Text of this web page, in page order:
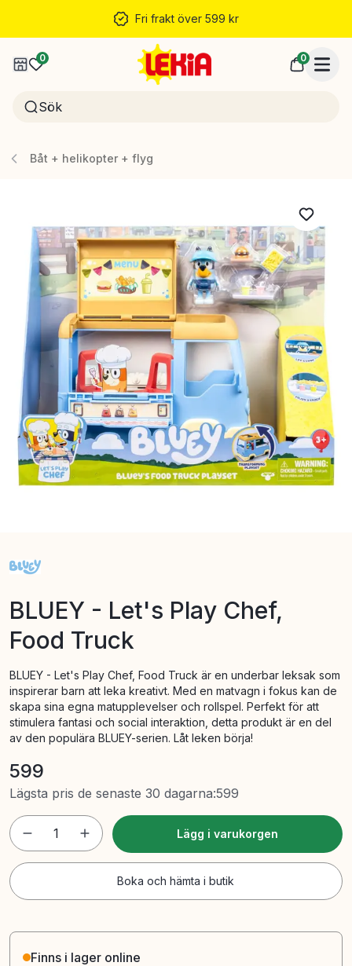
Fri frakt över 599 kr
0 0
Båt + helikopter + flyg
BLUEY - Let's Play Chef,
Food Truck
BLUEY - Let's Play Chef, Food Truck är en underbar leksak som
inspirerar barn att leka kreativt. Med en matvagn i fokus kan de
skapa sina egna matupplevelser och rollspel. Perfekt för att
stimulera fantasi och social interaktion, detta produkt är en del
av den populära BLUEY-serien. Låt leken börja!
599
Lägsta pris de senaste 30 dagarna:599
1 Lägg i varukorgen
Boka och hämta i butik
Finns i lager online